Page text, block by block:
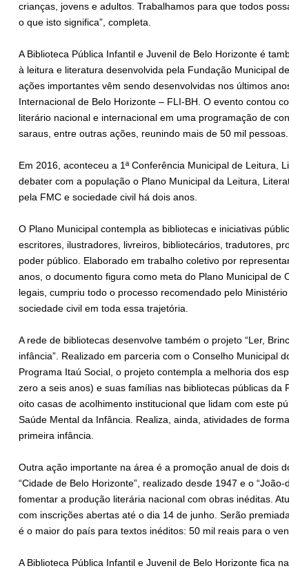
crianças, jovens e adultos. Trabalhamos para que todos
o que isto significa”, completa.
A Biblioteca Pública Infantil e Juvenil de Belo Horizonte é
à leitura e literatura desenvolvida pela Fundação Municipal
ações importantes vêm sendo desenvolvidas nos últimos
Internacional de Belo Horizonte – FLI-BH. O evento contou
literário nacional e internacional em uma programação de
saraus, entre outras ações, reunindo mais de 50 mil pessoas.
Em 2016, aconteceu a 1ª Conferência Municipal de Leitura,
debater com a população o Plano Municipal da Leitura,
pela FMC e sociedade civil há dois anos.
O Plano Municipal contempla as bibliotecas e iniciativas
escritores, ilustradores, livreiros, bibliotecários, tradutores,
poder público. Elaborado em trabalho coletivo por
anos, o documento figura como meta do Plano Municipal de
legais, cumpriu todo o processo recomendado pelo
sociedade civil em toda essa trajetória.
A rede de bibliotecas desenvolve também o projeto “Ler,
infância”. Realizado em parceria com o Conselho Municipal
Programa Itaú Social, o projeto contempla a melhoria dos
zero a seis anos) e suas famílias nas bibliotecas públicas
oito casas de acolhimento institucional que lidam com este
Saúde Mental da Infância. Realiza, ainda, atividades de
primeira infância.
Outra ação importante na área é a promoção anual de dois
“Cidade de Belo Horizonte”, realizado desde 1947 e o
fomentar a produção literária nacional com obras inéditas.
com inscrições abertas até o dia 14 de junho. Serão
é o maior do país para textos inéditos: 50 mil reais para o
A Biblioteca Pública Infantil e Juvenil de Belo Horizonte fica